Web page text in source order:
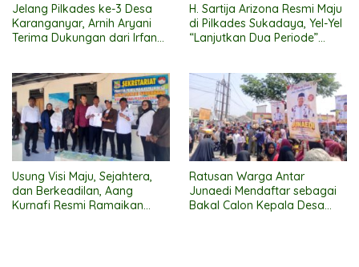
Jelang Pilkades ke-3 Desa
Karanganyar, Arnih Aryani
Terima Dukungan dari Irfan
H. Sartija Arizona Resmi Maju
di Pilkades Sukadaya, Yel-Yel
“Lanjutkan Dua Periode”
Usung Visi Maju, Sejahtera,
dan Berkeadilan, Aang
Kurnafi Resmi Ramaikan
Ratusan Warga Antar
Junaedi Mendaftar sebagai
Bakal Calon Kepala Desa